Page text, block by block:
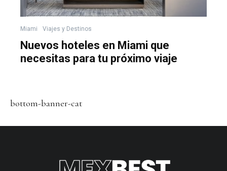
Miami Viajes y Destinos
Nuevos hoteles en Miami que
necesitas para tu próximo viaje
bottom-banner-cat